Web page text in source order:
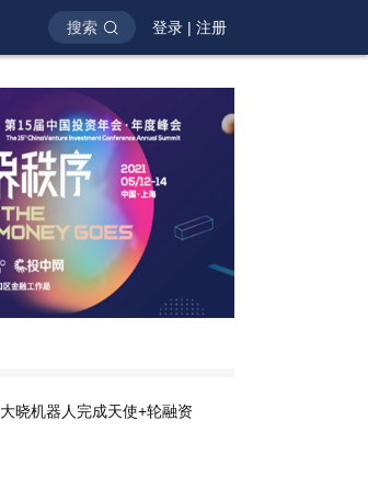
搜索 登录 | 注册
大晓机器人完成天使+轮融资